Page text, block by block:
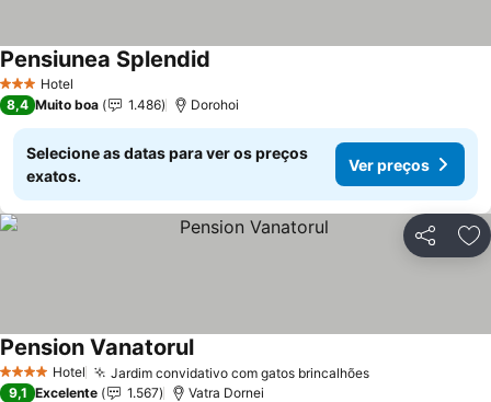
3 EstrelasHotel
Pensiunea Splendid
8,4 Muito boa 1.486 Dorohoi
Selecione as datas para ver os preços
exatos.
Ver preços
Partilhar
4 EstrelasHotel Jardim convidativo com gatos brincalhões
Pension Vanatorul
9,1 Excelente 1.567 Vatra Dornei